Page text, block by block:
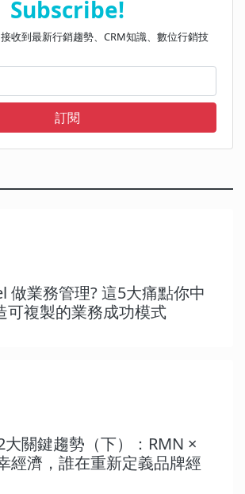
Subscribe!
收到最新行銷趨勢、CRM知識、數位行銷技
訂閱
做業務管理? 這5大痛點你中
可複製的業務成功模式
大關鍵趨勢（下）：RMN ×
經濟，誰在重新定義品牌經